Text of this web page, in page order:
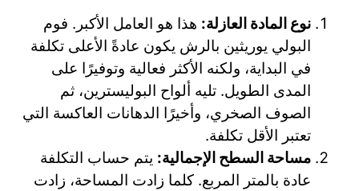
نوع المادة العازلة: هذا هو العامل الأكبر. فوم
البولي يوريثين بالرش يكون عادةً الأعلى تكلفة
في البداية، ولكنه الأكثر فعالية وتوفيرًا على
المدى الطويل. تليه ألواح البوليسترين، ثم
الصوف الصخري، وأخيرًا الدهانات العاكسة التي
تعتبر الأقل تكلفة.
مساحة السطح الإجمالية: يتم حساب التكلفة
عادة بالمتر المربع. كلما زادت المساحة، زادت